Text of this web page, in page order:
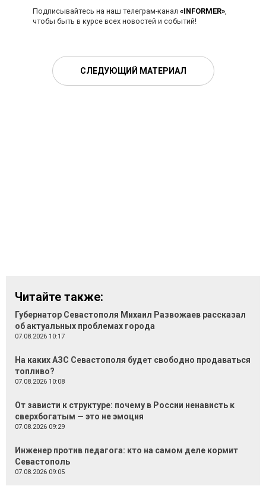
Подписывайтесь на наш телеграм-канал «INFORMER»,
чтобы быть в курсе всех новостей и событий!
СЛЕДУЮЩИЙ МАТЕРИАЛ
Читайте также:
Губернатор Севастополя Михаил Развожаев рассказал
об актуальных проблемах города
07.08.2026 10:17
На каких АЗС Севастополя будет свободно продаваться
топливо?
07.08.2026 10:08
От зависти к структуре: почему в России ненависть к
сверхбогатым — это не эмоция
07.08.2026 09:29
Инженер против педагога: кто на самом деле кормит
Севастополь
07.08.2026 09:05